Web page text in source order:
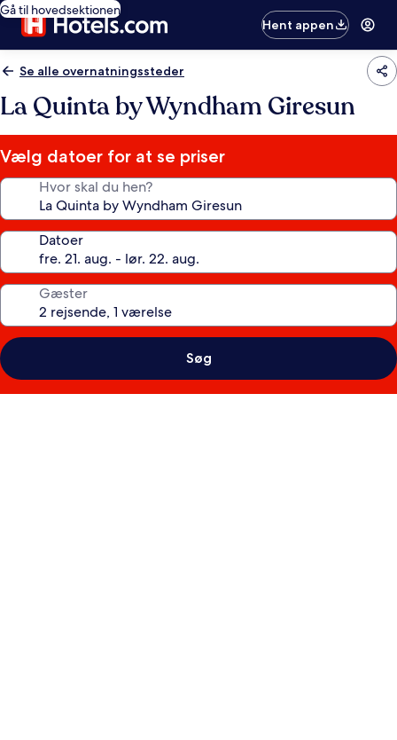
Gå til hovedsektionen
Hent appen
Se alle overnatningssteder
La Quinta by Wyndham Giresun
Vælg datoer for at se priser
Hvor skal du hen?
Datoer
Gæster
Søg